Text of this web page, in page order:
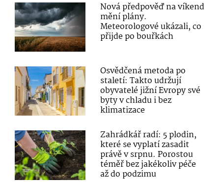
Nová předpověď na víkend
mění plány.
Meteorologové ukázali, co
přijde po bouřkách
Osvědčená metoda po
staletí: Takto udržují
obyvatelé jižní Evropy své
byty v chladu i bez
klimatizace
Zahrádkář radí: 5 plodin,
které se vyplatí zasadit
právě v srpnu. Porostou
téměř bez jakékoliv péče
až do podzimu